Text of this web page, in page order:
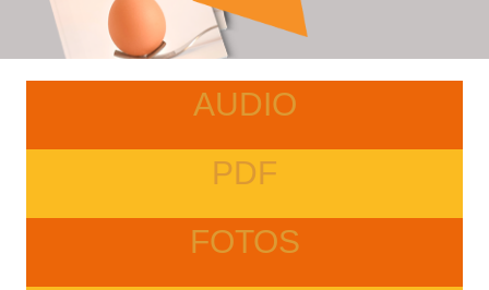
AUDIO
PDF
FOTOS